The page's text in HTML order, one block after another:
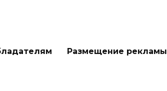
Размещение рекламы